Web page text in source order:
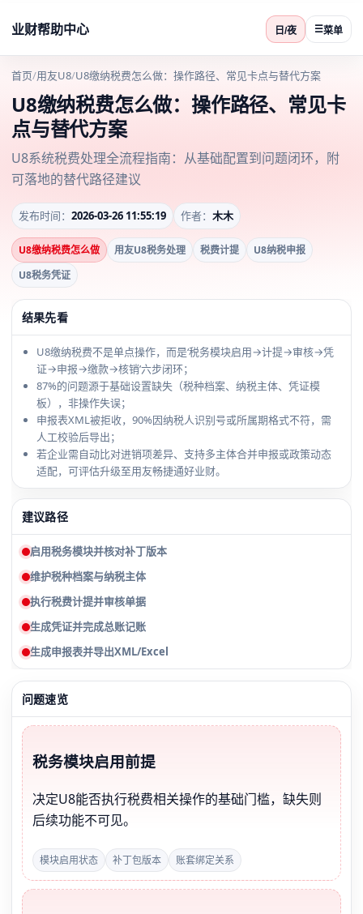
业财帮助中心 日/夜 ☰菜单
首页/用友U8/U8缴纳税费怎么做：操作路径、常见卡点与替代方案
U8缴纳税费怎么做：操作路径、常见卡
点与替代方案
U8系统税费处理全流程指南：从基础配置到问题闭环，附
可落地的替代路径建议
发布时间： 2026-03-26 11:55:19 作者： 木木
U8缴纳税费怎么做 用友U8税务处理 税费计提
U8纳税申报
U8税务凭证
结果先看
U8缴纳税费不是单点操作，而是‘税务模块启用→计提→审核→凭
证→申报→缴款→核销’六步闭环；
87%的问题源于基础设置缺失（税种档案、纳税主体、凭证模
板），非操作失误；
申报表XML被拒收，90%因纳税人识别号或所属期格式不符，需
人工校验后导出；
若企业需自动比对进销项差异、支持多主体合并申报或政策动态
适配，可评估升级至用友畅捷通好业财。
建议路径
启用税务模块并核对补丁版本
维护税种档案与纳税主体
执行税费计提并审核单据
生成凭证并完成总账记账
生成申报表并导出XML/Excel
问题速览
税务模块启用前提
决定U8能否执行税费相关操作的基础门槛，缺失则
后续功能不可见。
模块启用状态 补丁包版本 账套绑定关系